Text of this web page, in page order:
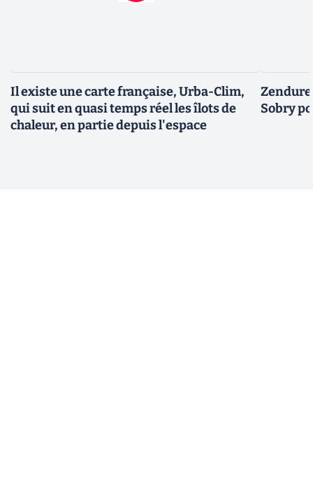
Il existe une carte française, Urba-Clim,
qui suit en quasi temps réel les îlots de
chaleur, en partie depuis l'espace
Sobry